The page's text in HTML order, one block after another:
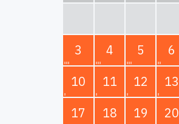
3
4 5 6
10
11 12 13
17
18 19 20